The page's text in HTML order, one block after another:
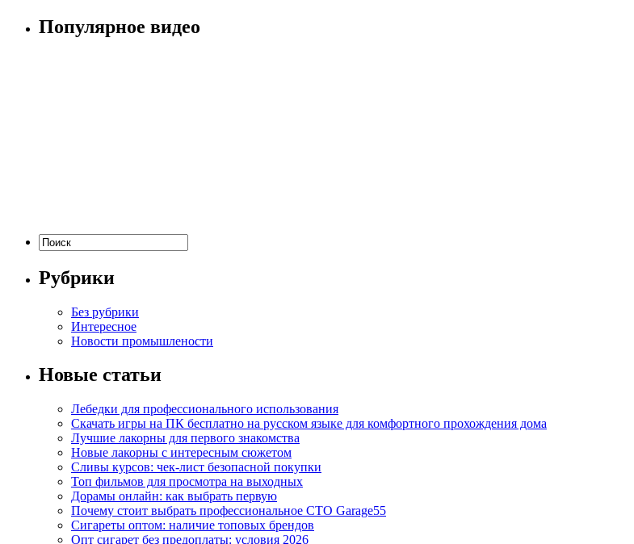
Популярное видео
Рубрики
Без рубрики
Интересное
Новости промышлености
Новые статьи
Лебедки для профессионального использования
Скачать игры на ПК бесплатно на русском языке для комфортного прохождения дома
Лучшие лакорны для первого знакомства
Новые лакорны с интересным сюжетом
Сливы курсов: чек-лист безопасной покупки
Топ фильмов для просмотра на выходных
Дорамы онлайн: как выбрать первую
Почему стоит выбрать профессиональное СТО Garage55
Сигареты оптом: наличие топовых брендов
Опт сигарет без предоплаты: условия 2026